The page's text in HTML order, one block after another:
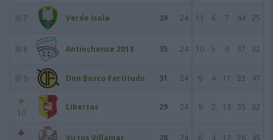
7 Verde Isola 39 24 11 6 7 44 25
8 Antiochense 2013 35 24 10 5 9 37 32
9 Don Bosco Fortitudo 31 24 9 4 11 33 47
10
Libertas 29 24 9 2 13 35 32
Virtus Villamar 28 24 8 4 12 28 45